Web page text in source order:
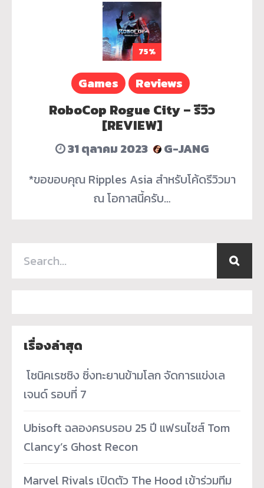
75%
Games Reviews
RoboCop Rogue City – รีวิว
[REVIEW]
31 ตุลาคม 2023
G-JANG
*ขอขอบคุณ Ripples Asia สำหรับโค้ดรีวิวมา
ณ โอกาสนี้ครับ…
เรื่องล่าสุด
­ โซนิคเรซซิง ซิ่งทะยานข้ามโลก จัดการแข่งเล
เจนด์ รอบที่ 7
Ubisoft ฉลองครบรอบ 25 ปี แฟรนไชส์ Tom
Clancy’s Ghost Recon
Marvel Rivals เปิดตัว The Hood เข้าร่วมทีม